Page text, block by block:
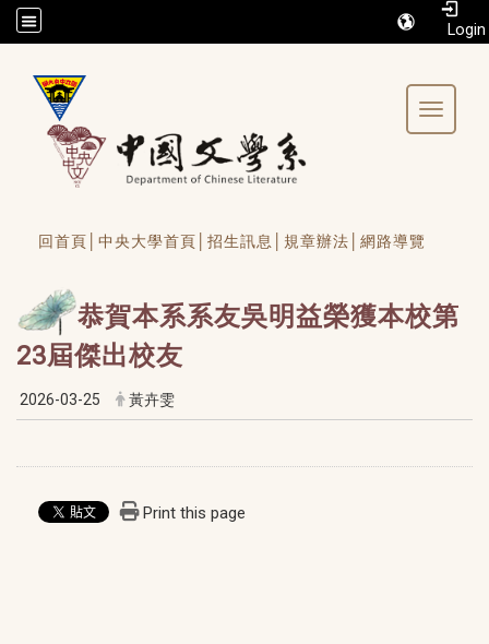
/accesskey"" title="Toolbar">:::
Toggle
回首頁│ 中央大學首頁│ 招生訊息│ 規章辦法│ 網路導覽
恭賀本系系友吳明益榮獲本校第
23屆傑出校友
2026-03-25 黃卉雯
Print this page